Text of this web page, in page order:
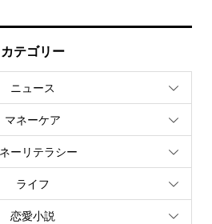
カテゴリー
ニュース
マネーケア
ーリテラシー
ライフ
恋愛小説